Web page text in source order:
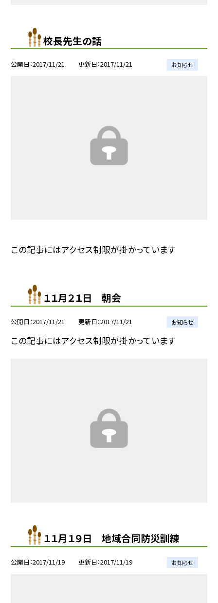
校長先生の話
公開日 2017/11/21 更新日 2017/11/21 お知らせ
この記事にはアクセス制限が掛かっています
１１月２１日 朝会
公開日 2017/11/21 更新日 2017/11/21 お知らせ
この記事にはアクセス制限が掛かっています
１１月１９日 地域合同防災訓練
公開日 2017/11/19 更新日 2017/11/19 お知らせ